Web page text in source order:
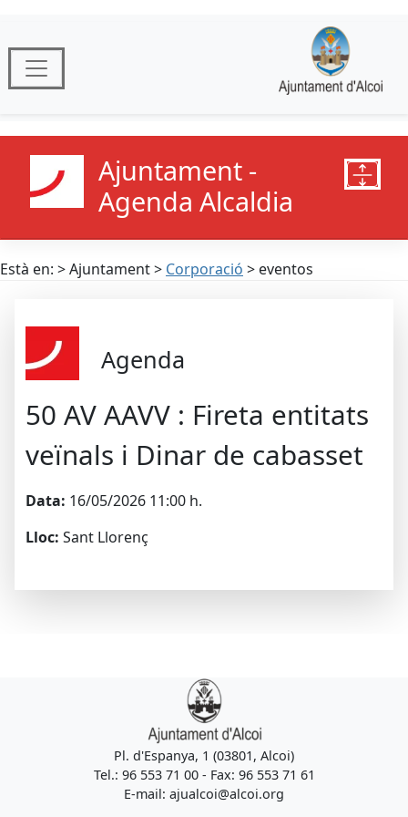
Ajuntament -
Agenda Alcaldia
Està en: > Ajuntament > Corporació > eventos
Agenda
50 AV AAVV : Fireta entitats
veïnals i Dinar de cabasset
Data: 16/05/2026 11:00 h.
Lloc: Sant Llorenç
Pl. d'Espanya, 1 (03801, Alcoi)
Tel.: 96 553 71 00 - Fax: 96 553 71 61
E-mail: ajualcoi@alcoi.org